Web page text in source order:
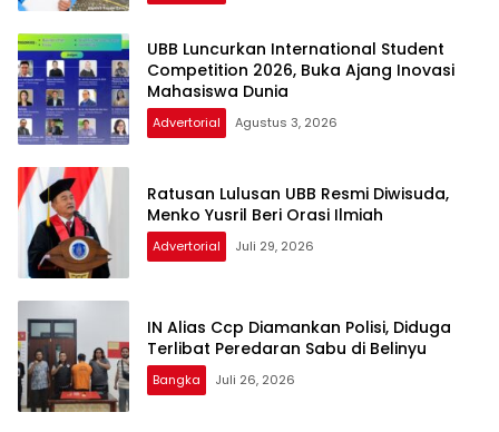
UBB Luncurkan International Student
Competition 2026, Buka Ajang Inovasi
Mahasiswa Dunia
Advertorial Agustus 3, 2026
Ratusan Lulusan UBB Resmi Diwisuda,
Menko Yusril Beri Orasi Ilmiah
Advertorial Juli 29, 2026
IN Alias Ccp Diamankan Polisi, Diduga
Terlibat Peredaran Sabu di Belinyu
Bangka Juli 26, 2026